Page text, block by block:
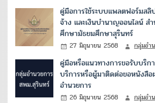
คู่มือการใช้ระบบแพลตฟอร์มสลิ
จ้าง และเงินบำนาญออนไลน์ ส
ศึกษามัธยมศึกษาสุรินทร์
27 มิถุนายน 2568 กลุ่มอำ
คู่มือหรือแนวทางการขอรับบริก
บริการหรือผู้มาติดต่อขอหนังสื
อำนวยการ
26 มิถุนายน 2568 กลุ่มอำ